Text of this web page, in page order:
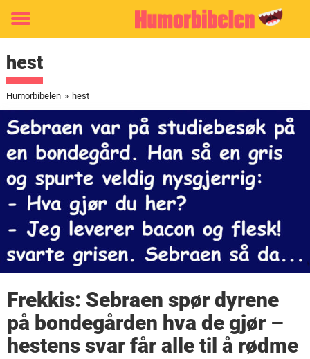
Toggle
hest
Humorbibelen » hest
Frekkis: Sebraen spør dyrene
på bondegården hva de gjør –
hestens svar får alle til å rødme